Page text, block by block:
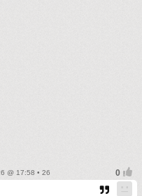
@ 17:58 • 26